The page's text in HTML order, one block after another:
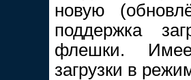
новую
поддержка
флешки.
загрузки в